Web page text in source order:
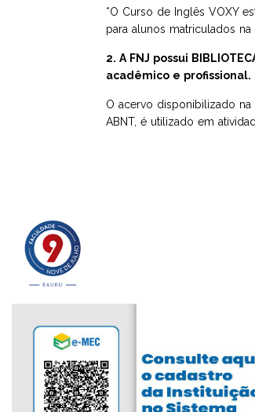
*O Curso de Inglês VOXY
para alunos matriculados na
2. A FNJ possui
acadêmico e profissional.
O acervo disponibilizado
ABNT, é utilizado em